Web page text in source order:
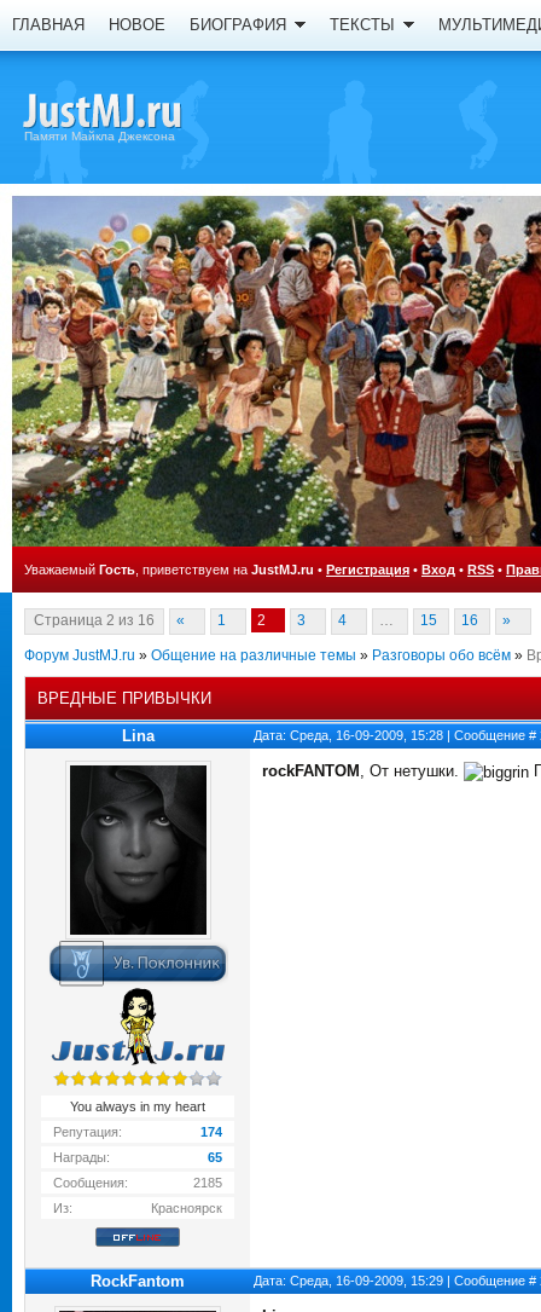
ГЛАВНАЯ НОВОЕ БИОГРАФИЯ ТЕКСТЫ
Памяти Майкла Джексона
Уважаемый Гость , приветствуем на JustMJ.ru • Регистрация • Вход • RSS •
Страница 2 из 16 « 1 2 3 4 … 15 16 »
Форум JustMJ.ru » Общение на различные темы » Разговоры обо всём »
ВРЕДНЫЕ ПРИВЫЧКИ
Lina Дата: Среда, 16-09-2009, 15:28 | Сообщение #
You always in my heart
Репутация:
174
Награды:
65
Сообщения:
2185
Из:
Красноярск
rockFANTOM , От нетушки.
RockFantom Дата: Среда, 16-09-2009, 15:29 | Сообщение #